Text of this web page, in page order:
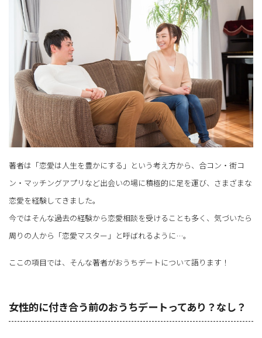
著者は「恋愛は人生を豊かにする」という考え方から、合コン・街コ
ン・マッチングアプリなど出会いの場に積極的に足を運び、さまざまな
恋愛を経験してきました。
今ではそんな過去の経験から恋愛相談を受けることも多く、気づいたら
周りの人から「恋愛マスター」と呼ばれるように…。
ここの項目では、そんな著者がおうちデートについて語ります！
女性的に付き合う前のおうちデートってあり？なし？